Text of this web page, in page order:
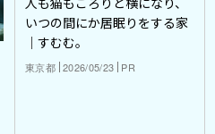
いつの間にか居眠りをする家
｜すむむ。
東京都 2026/05/23 PR